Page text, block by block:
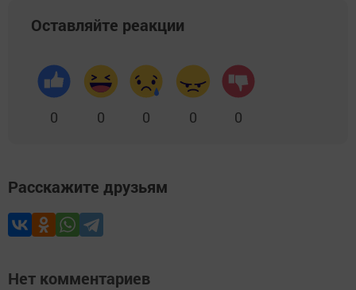
Оставляйте реакции
0 0 0 0 0
Расскажите друзьям
Нет комментариев